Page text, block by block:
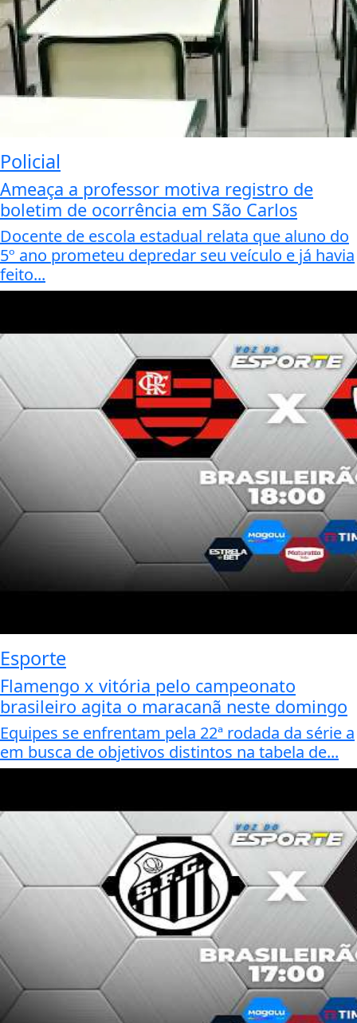
Policial
Ameaça a professor motiva registro de
boletim de ocorrência em São Carlos
Docente de escola estadual relata que aluno do
5º ano prometeu depredar seu veículo e já havia
feito...
Esporte
Flamengo x vitória pelo campeonato
brasileiro agita o maracanã neste domingo
Equipes se enfrentam pela 22ª rodada da série a
em busca de objetivos distintos na tabela de...